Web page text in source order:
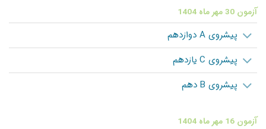
آزمون 30 مهر ماه 1404
پیشروی A دوازدهم
پیشروی C یازدهم
پیشروی B دهم
آزمون 16 مهر ماه 1404